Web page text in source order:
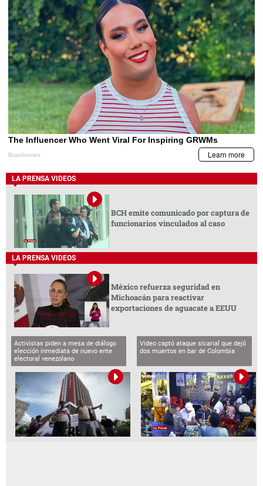
LA PRENSA VIDEOS
BCH emite comunicado por captura de
funcionarios vinculados al caso
LA PRENSA VIDEOS
México refuerza seguridad en
Michoacán para reactivar
exportaciones de aguacate a EEUU
Activistas piden a mesa de diálogo
elección inmediata de nuevo ente
electoral venezolano
Video captó ataque sicarial que dejó
dos muertos en bar de Colombia